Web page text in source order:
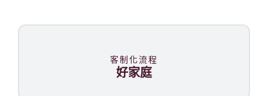
客制化流程
好家庭